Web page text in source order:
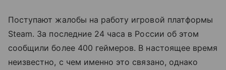
Поступают жалобы на работу игровой платформы
Steam. За последние 24 часа в России об этом
сообщили более 400 геймеров. В настоящее время
неизвестно, с чем именно это связано, однако